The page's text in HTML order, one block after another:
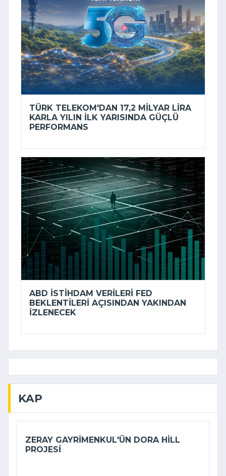
TÜRK TELEKOM'DAN 17,2 MILYAR LIRA
KARLA YILIN ILK YARISINDA GÜÇLÜ
PERFORMANS
ABD ISTIHDAM VERILERI FED
BEKLENTILERI AÇISINDAN YAKINDAN
IZLENECEK
KAP
ZERAY GAYRIMENKUL'ÜN DORA HILL
PROJESI